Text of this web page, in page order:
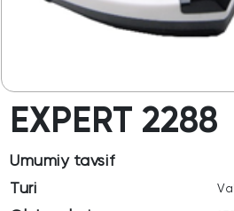
EXPERT 2288
Umumiy tavsif
Turi